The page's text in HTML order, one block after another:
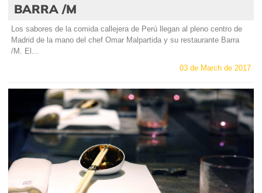
BARRA /M
Los sabores de la comida callejera de Perú llegan al pleno centro de
Madrid de la mano del chef Omar Malpartida y su restaurante Barra
/M. El...
03 de March de 2017